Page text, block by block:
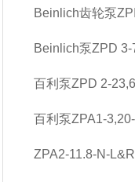
Beinlich齿轮泵
Beinlich泵ZPD
百利泵ZPD 2-
百利泵ZPA1-
ZPA2-11.8-N-